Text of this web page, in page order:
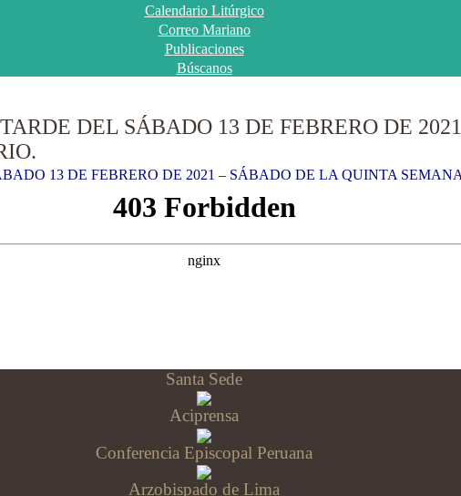
Calendario Litúrgico
Correo Mariano
Publicaciones
Búscanos
DEL SÁBADO 13 DE FEBRERO DE
13 DE FEBRERO DE 2021 – SÁBADO DE LA QUINTA
Santa Sede
Aciprensa
Conferencia Episcopal Peruana
Arzobispado de Lima